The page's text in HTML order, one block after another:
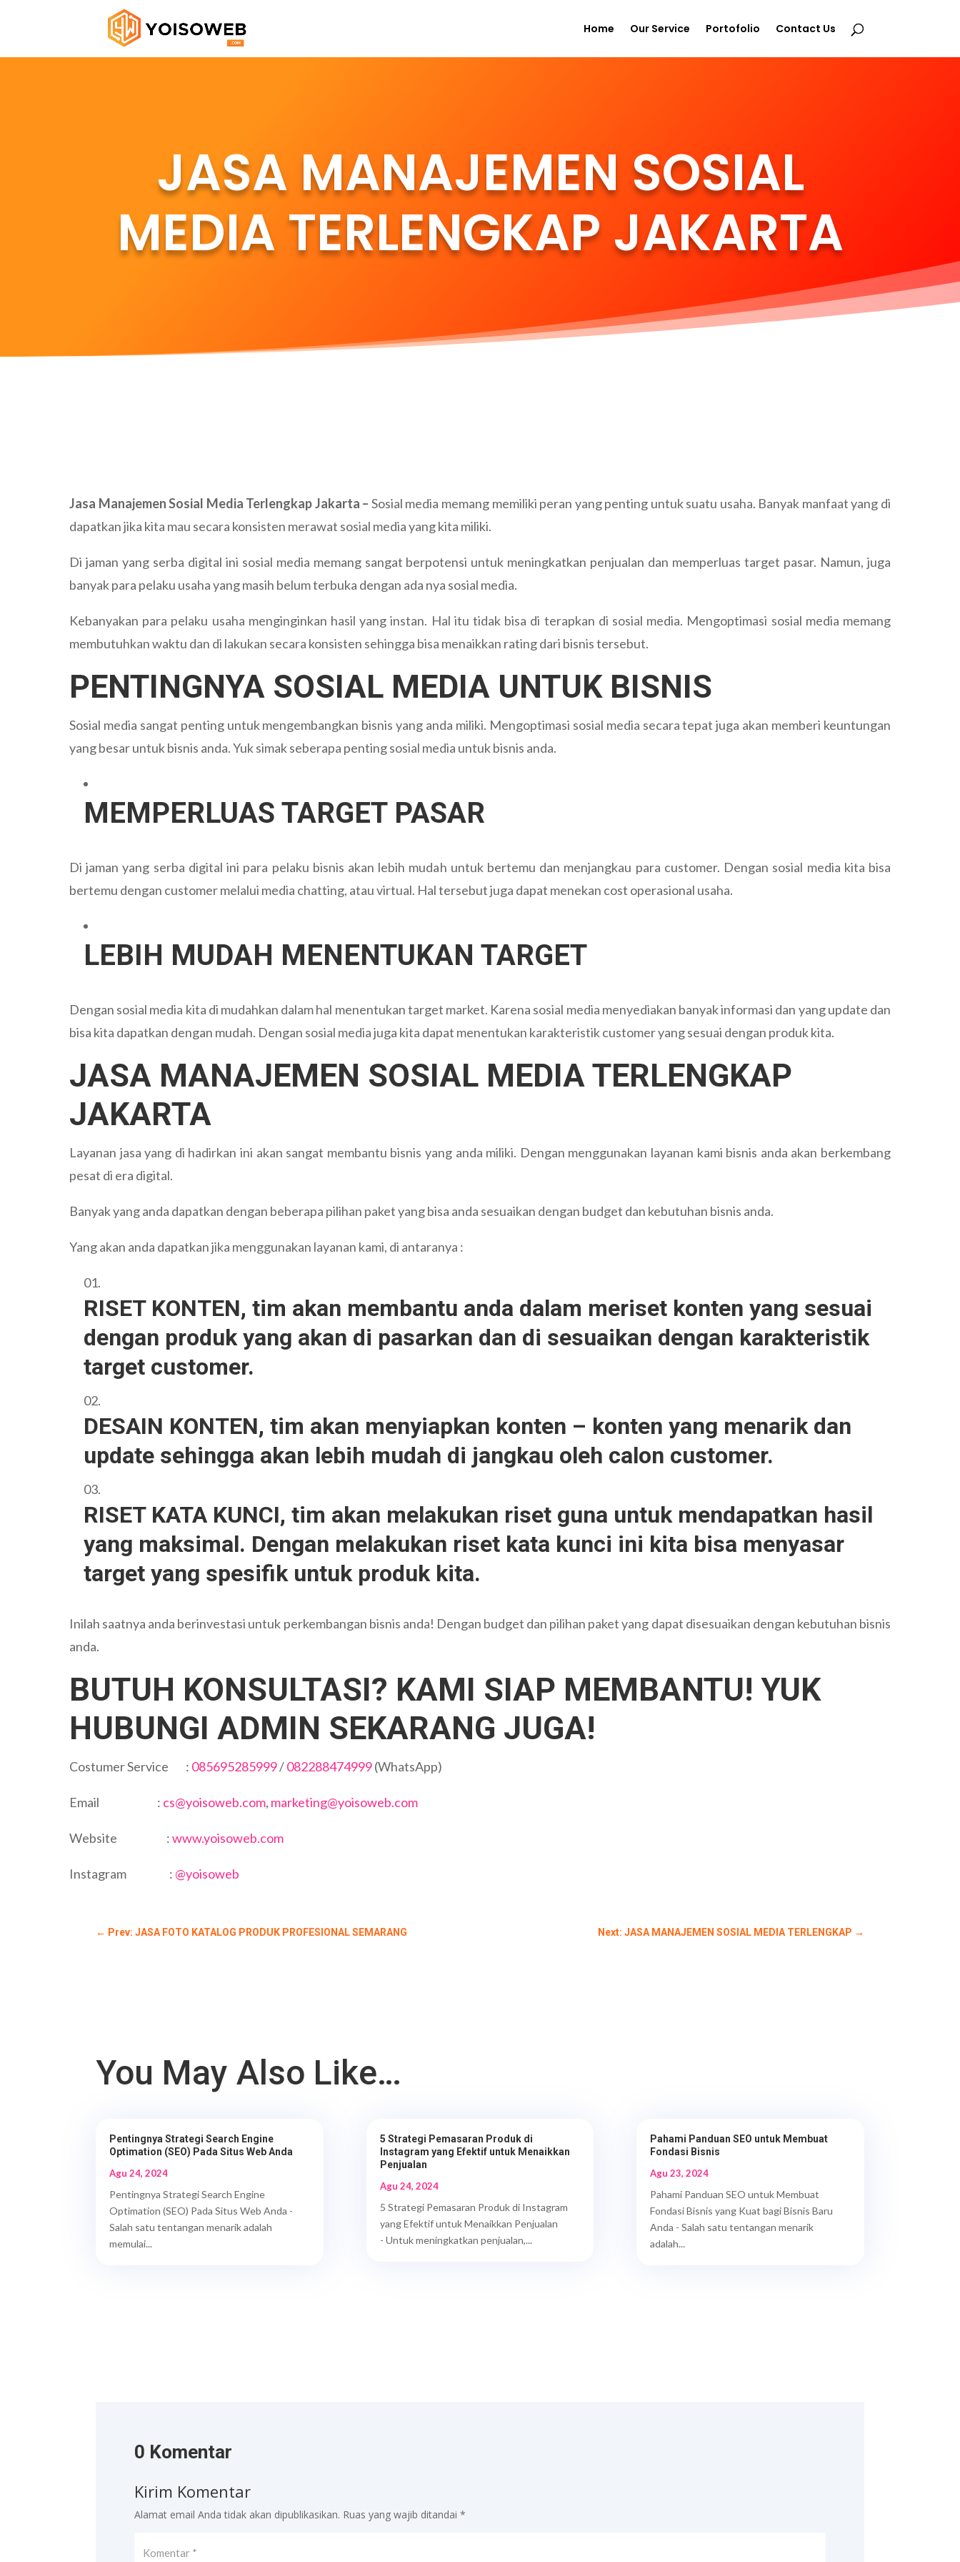
Home Our Service Portofolio Contact Us
JASA MANAJEMEN SOSIAL
MEDIA TERLENGKAP JAKARTA
Jasa Manajemen Sosial Media Terlengkap Jakarta – Sosial media memang memiliki peran yang penting untuk suatu usaha. Banyak manfaat yang di
dapatkan jika kita mau secara konsisten merawat sosial media yang kita miliki.
Di jaman yang serba digital ini sosial media memang sangat berpotensi untuk meningkatkan penjualan dan memperluas target pasar. Namun, juga
banyak para pelaku usaha yang masih belum terbuka dengan ada nya sosial media.
Kebanyakan para pelaku usaha menginginkan hasil yang instan. Hal itu tidak bisa di terapkan di sosial media. Mengoptimasi sosial media memang
membutuhkan waktu dan di lakukan secara konsisten sehingga bisa menaikkan rating dari bisnis tersebut.
PENTINGNYA SOSIAL MEDIA UNTUK BISNIS
Sosial media sangat penting untuk mengembangkan bisnis yang anda miliki. Mengoptimasi sosial media secara tepat juga akan memberi keuntungan
yang besar untuk bisnis anda. Yuk simak seberapa penting sosial media untuk bisnis anda.
MEMPERLUAS TARGET PASAR
Di jaman yang serba digital ini para pelaku bisnis akan lebih mudah untuk bertemu dan menjangkau para customer. Dengan sosial media kita bisa
bertemu dengan customer melalui media chatting, atau virtual. Hal tersebut juga dapat menekan cost operasional usaha.
LEBIH MUDAH MENENTUKAN TARGET
Dengan sosial media kita di mudahkan dalam hal menentukan target market. Karena sosial media menyediakan banyak informasi dan yang update dan
bisa kita dapatkan dengan mudah. Dengan sosial media juga kita dapat menentukan karakteristik customer yang sesuai dengan produk kita.
JASA MANAJEMEN SOSIAL MEDIA TERLENGKAP
JAKARTA
Layanan jasa yang di hadirkan ini akan sangat membantu bisnis yang anda miliki. Dengan menggunakan layanan kami bisnis anda akan berkembang
pesat di era digital.
Banyak yang anda dapatkan dengan beberapa pilihan paket yang bisa anda sesuaikan dengan budget dan kebutuhan bisnis anda.
Yang akan anda dapatkan jika menggunakan layanan kami, di antaranya :
RISET KONTEN, tim akan membantu anda dalam meriset konten yang sesuai
dengan produk yang akan di pasarkan dan di sesuaikan dengan karakteristik
target customer.
DESAIN KONTEN, tim akan menyiapkan konten – konten yang menarik dan
update sehingga akan lebih mudah di jangkau oleh calon customer.
RISET KATA KUNCI, tim akan melakukan riset guna untuk mendapatkan hasil
yang maksimal. Dengan melakukan riset kata kunci ini kita bisa menyasar
target yang spesifik untuk produk kita.
Inilah saatnya anda berinvestasi untuk perkembangan bisnis anda! Dengan budget dan pilihan paket yang dapat disesuaikan dengan kebutuhan bisnis
anda.
BUTUH KONSULTASI? KAMI SIAP MEMBANTU! YUK
HUBUNGI ADMIN SEKARANG JUGA!
Costumer Service : 085695285999/082288474999(WhatsApp)
Email : cs@yoisoweb.com, marketing@yoisoweb.com
Website :www.yoisoweb.com
Instagram : @yoisoweb
← Prev: JASA FOTO KATALOG PRODUK PROFESIONAL SEMARANG Next: JASA MANAJEMEN SOSIAL MEDIA TERLENGKAP →
You May Also Like…
Pentingnya Strategi Search Engine
Optimation (SEO) Pada Situs Web Anda
Agu 24, 2024
Pentingnya Strategi Search Engine
Optimation (SEO) Pada Situs Web Anda -
Salah satu tentangan menarik adalah
memulai...
5 Strategi Pemasaran Produk di
Instagram yang Efektif untuk Menaikkan
Penjualan
Agu 24, 2024
5 Strategi Pemasaran Produk di Instagram
yang Efektif untuk Menaikkan Penjualan
- Untuk meningkatkan penjualan,...
Pahami Panduan SEO untuk Membuat
Fondasi Bisnis
Agu 23, 2024
Pahami Panduan SEO untuk Membuat
Fondasi Bisnis yang Kuat bagi Bisnis Baru
Anda - Salah satu tentangan menarik
adalah...
0 Komentar
Kirim Komentar
Alamat email Anda tidak akan dipublikasikan. Ruas yang wajib ditandai*